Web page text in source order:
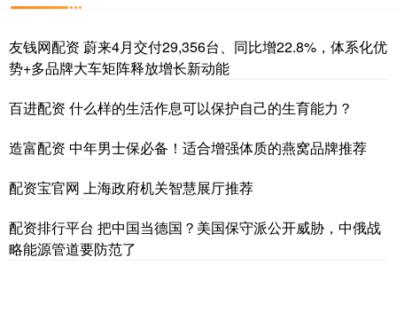
友钱网配资 蔚来4月交付29,356台、同比增22.8%，体系化优
势+多品牌大车矩阵释放增长新动能
百进配资 什么样的生活作息可以保护自己的生育能力？
造富配资 中年男士保必备！适合增强体质的燕窝品牌推荐
配资宝官网 上海政府机关智慧展厅推荐
配资排行平台 把中国当德国？美国保守派公开威胁，中俄战
略能源管道要防范了